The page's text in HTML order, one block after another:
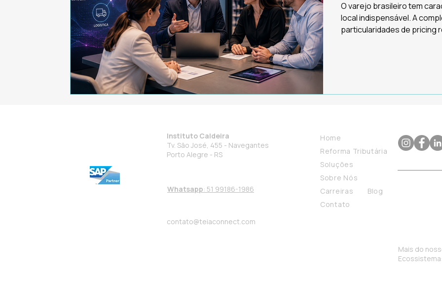
O varejo brasileiro tem
local indispensável. A
particularidades de pricing
Instituto Caldeira
Tv. São José, 455 - Navegantes
Porto Alegre - RS
Whatsapp: 51 99186-1986
Home
Reforma Tributária
Soluções
Sobre Nós
Carreiras
Blog
Contato
contato@teiaconnect.com
Mais do
Ecossistema: